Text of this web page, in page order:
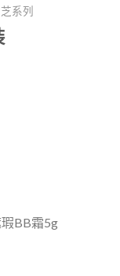
系列
BB霜5g